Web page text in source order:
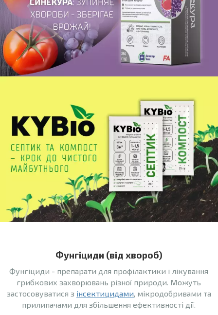
Фунгіциди (від хвороб)
Фунгіциди - препарати для профілактики і лікування
грибкових захворювань різної природи. Можуть
застосовуватися з інсектицидами, мікродобривами та
прилипачами для збільшення ефективності дії.